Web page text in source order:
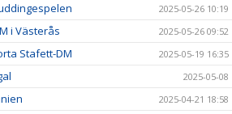
2025-05-26 10:19
i Västerås 2025-05-26 09:52
Stafett-DM 2025-05-19 16:35
2025-05-08
2025-04-21 18:58